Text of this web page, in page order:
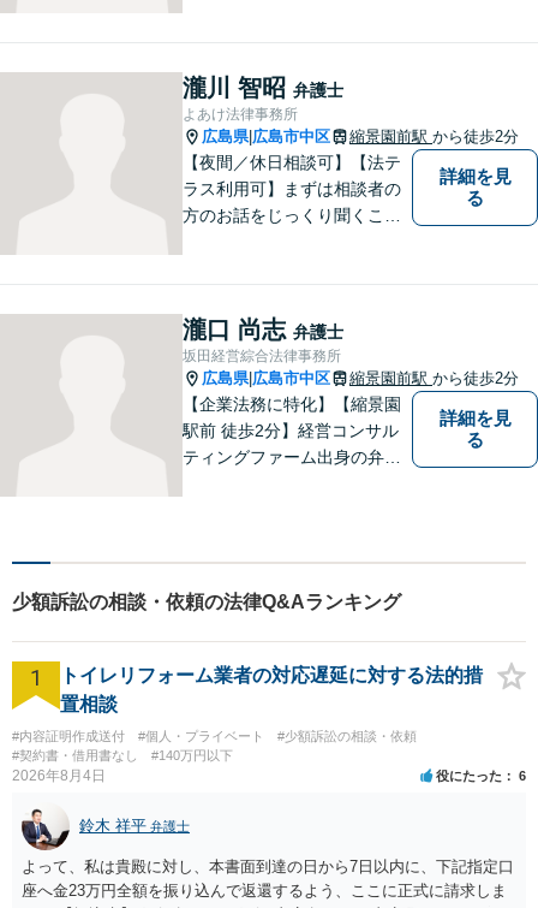
理・破産、労働問題、企業法
務、交通事故、刑事事件、行
政事件など。
瀧川 智昭 弁護士
よあけ法律事務所
広島県| 広島市中区 縮景園前駅 から徒歩2分
【夜間／休日相談可】【法テ
ラス利用可】まずは相談者の
方のお話をじっくり聞くこと
詳細を見
る
瀧口 尚志 弁護士
坂田経営綜合法律事務所
広島県| 広島市中区 縮景園前駅 から徒歩2分
【企業法務に特化】【縮景園
駅前 徒歩2分】経営コンサル
ティングファーム出身の弁護
え、大きく成長できるような
企業づくりをお手伝いいたし
ます。【24時間メール受付】
詳細を見
る
少額訴訟の相談・依頼の法律Q&Aランキング
1
トイレリフォーム業者の対応遅延に対する法的措
置相談
#内容証明作成送付 #個人・プライベート
#少額訴訟の相談・依頼
#契約書・借用書なし
#140万円以下
2026年8月4日 役にたった 6
鈴木 祥平 弁護士
よって、私は貴殿に対し、本書面到達の日から7日以内に、下記指定口
座へ金23万円全額を振り込んで返還するよう、ここに正式に請求しま